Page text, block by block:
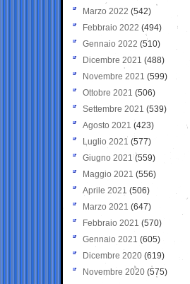
Marzo 2022 (542)
Febbraio 2022 (494)
Gennaio 2022 (510)
Dicembre 2021 (488)
Novembre 2021 (599)
Ottobre 2021 (506)
Settembre 2021 (539)
Agosto 2021 (423)
Luglio 2021 (577)
Giugno 2021(559)
Maggio 2021 (556)
Aprile 2021 (506)
Marzo 2021 (647)
Febbraio 2021 (570)
Gennaio 2021 (605)
Dicembre 2020 (619)
Novembre 2020 (575)